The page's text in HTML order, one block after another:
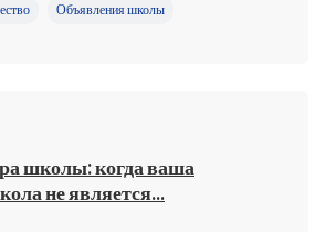
Объявления школы
школы: когда ваша
не является...